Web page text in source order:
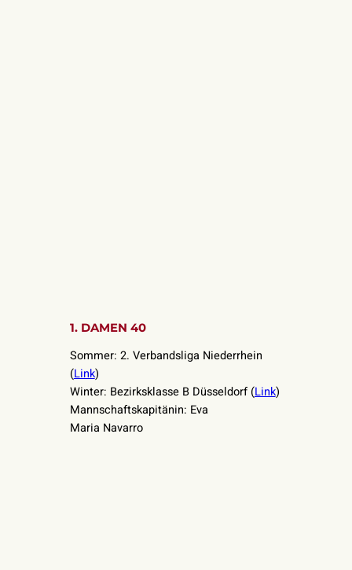
1. DAMEN 40
Sommer: 2. Verbandsliga Niederrhein
(Link)
Winter: Bezirksklasse B Düsseldorf (Link)
Mannschaftskapitänin: Eva
Maria Navarro